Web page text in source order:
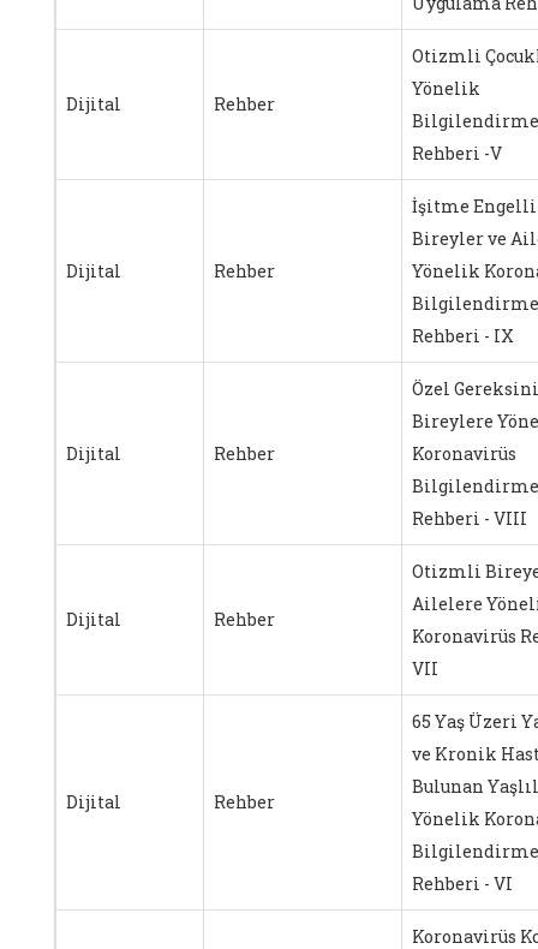
Dijital Rehber
Otizmli
Yönelik
Bilgilendirme
Rehberi -V
Dijital Rehber
İşitme Engelli
Bireyler ve
Yönelik
Bilgilendirme
Rehberi - IX
Dijital Rehber
Özel
Bireylere
Koronavirüs
Bilgilendirme
Rehberi - VIII
Dijital Rehber
Otizmli
Ailelere
Koronavirüs
VII
Dijital Rehber
65 Yaş Üzeri
ve Kronik
Bulunan
Yönelik
Bilgilendirme
Rehberi - VI
Koronavirüs